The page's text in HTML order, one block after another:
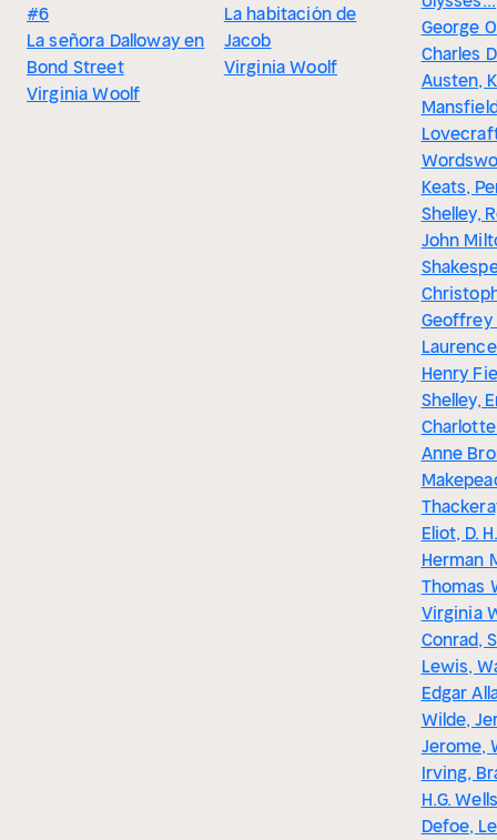
#6
La señora Dalloway en
Bond Street
Virginia Woolf
La habitación de
Jacob
Virginia Woolf
George
Charles
Austen,
Keats,
Shelley,
John
Geoffrey
Henry
Shelley,
Anne
Eliot, D.
Herman
Thomas
Virginia
Conrad,
Lewis,
Edgar
Wilde,
Jerome,
Irving,
H.G.
Defoe,